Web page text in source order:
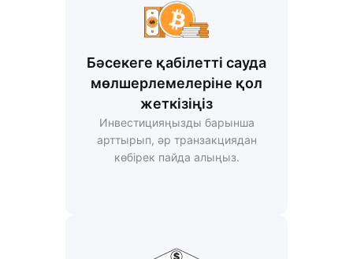
Бәсекеге қабілетті сауда
мөлшерлемелеріне қол
жеткізіңіз
Инвестицияңызды барынша
арттырып, әр транзакциядан
көбірек пайда алыңыз.